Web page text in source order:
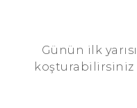
Günün ilk
koşturabilirsiniz